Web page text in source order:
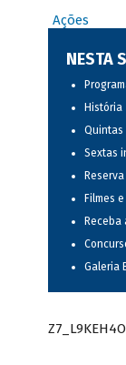
Ações
NESTA
História
Quintas
Sextas
Filmes
Receba
Galeria